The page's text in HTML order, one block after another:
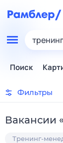
Поиск
Фильтры
Вакансии
Тренинг-